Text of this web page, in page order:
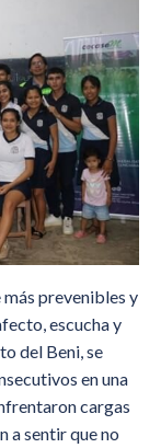
más prevenibles y
escucha y
del Beni, se
en una
cargas
a sentir que no